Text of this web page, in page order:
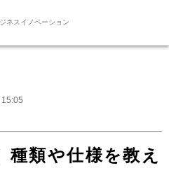
ネスイノベーション
種類や仕様を教え